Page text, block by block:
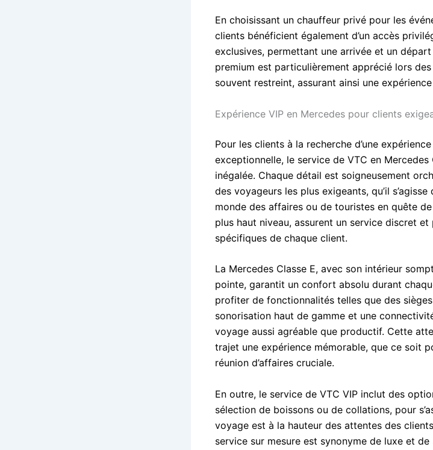
En choisissant un chauffeur privé pour les
clients bénéficient également d’un accès
exclusives, permettant une arrivée et un
premium est particulièrement apprécié lors des
souvent restreint, assurant ainsi une
Expérience VIP en Mercedes pour clients
Pour les clients à la recherche d’une
exceptionnelle, le service de VTC en
inégalée. Chaque détail est soigneusement
des voyageurs les plus exigeants, qu’il
monde des affaires ou de touristes en quête
plus haut niveau, assurent un service discret
spécifiques de chaque client.
La Mercedes Classe E, avec son intérieur
pointe, garantit un confort absolu durant
profiter de fonctionnalités telles que des
sonorisation haut de gamme et une
voyage aussi agréable que productif. Cette
trajet une expérience mémorable, que ce soit
réunion d’affaires cruciale.
En outre, le service de VTC VIP inclut des
sélection de boissons ou de collations, pour
voyage est à la hauteur des attentes des
service sur mesure est synonyme de luxe et